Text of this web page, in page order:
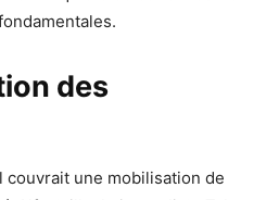
des
couvrait une mobilisation de